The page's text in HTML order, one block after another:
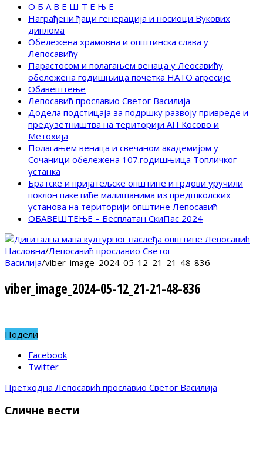
О Б А В Е Ш Т Е Њ Е
Награђени ђаци генерација и носиоци Вукових
диплома
Обележена храмовна и општинска слава у
Лепосавићу
Парастосом и полагањем венаца у Леосавићу
обележена годишњица почетка НАТО агресије
Обавештење
Лепосавић прославио Светог Василија
Додела подстицаја за подршку развоју привреде и
предузетништва на територији АП Косово и
Метохија
Полагањем венаца и свечаном академијом у
Сочаници обележена 107.годишњица Топличког
устанка
Братске и пријатељске општине и грдови уручили
поклон пакетиће малишанима из предшколских
установа на територији општине Лепосавић
ОБАВЕШТЕЊЕ – Бесплатан СкиПас 2024
Насловна/Лепосавић прославио Светог
Василија/viber_image_2024-05-12_21-21-48-836
viber_image_2024-05-12_21-21-48-836
Подели
Facebook
Twitter
Претходна Лепосавић прославио Светог Василија
Сличне вести